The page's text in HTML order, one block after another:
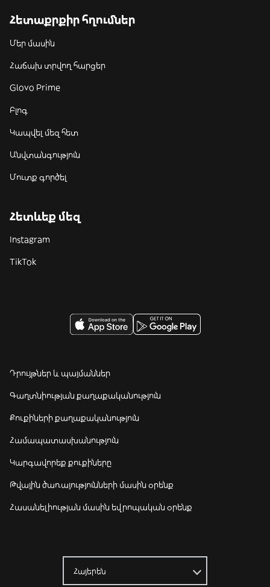
Հետաքրքիր հղումներ
Մեր մասին
Հաճախ տրվող հարցեր
Glovo Prime
Բլոգ
Կապվել մեզ հետ
Անվտանգություն
Մուտք գործել
Հետևեք մեզ
Instagram
TikTok
Դրույթներ և պայմաններ
Գաղտնիության քաղաքականություն
Քուքիների քաղաքականություն
Համապատասխանություն
Կարգավորեք քուքիները
Թվային ծառայությունների մասին օրենք
Հասանելիության մասին եվրոպական օրենք